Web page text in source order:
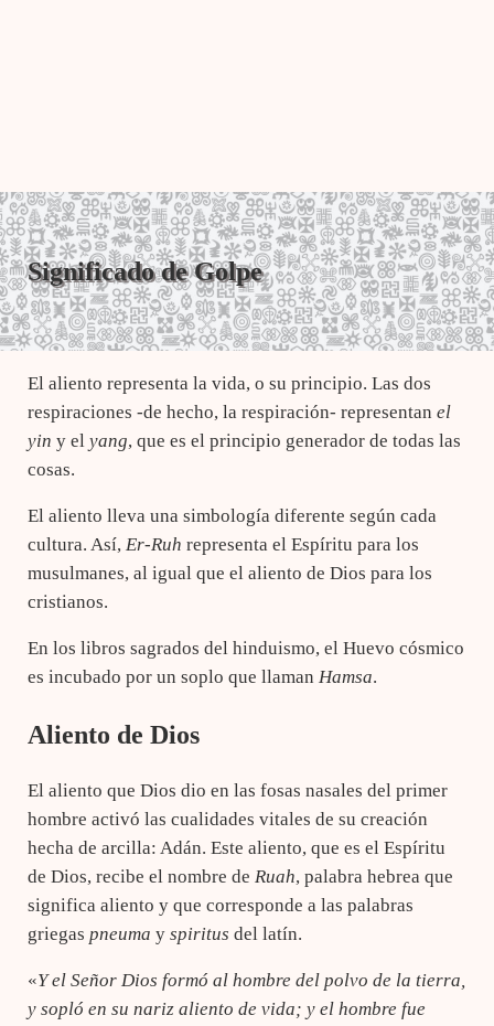
Significado de Golpe
El aliento representa la vida, o su principio. Las dos
respiraciones -de hecho, la respiración- representan el
yin y el yang, que es el principio generador de todas las
cosas.
El aliento lleva una simbología diferente según cada
cultura. Así, Er-Ruh representa el Espíritu para los
musulmanes, al igual que el aliento de Dios para los
cristianos.
En los libros sagrados del hinduismo, el Huevo cósmico
es incubado por un soplo que llaman Hamsa.
Aliento de Dios
El aliento que Dios dio en las fosas nasales del primer
hombre activó las cualidades vitales de su creación
hecha de arcilla: Adán. Este aliento, que es el Espíritu
de Dios, recibe el nombre de Ruah, palabra hebrea que
significa aliento y que corresponde a las palabras
griegas pneuma y spiritus del latín.
«Y el Señor Dios formó al hombre del polvo de la tierra,
y sopló en su nariz aliento de vida; y el hombre fue